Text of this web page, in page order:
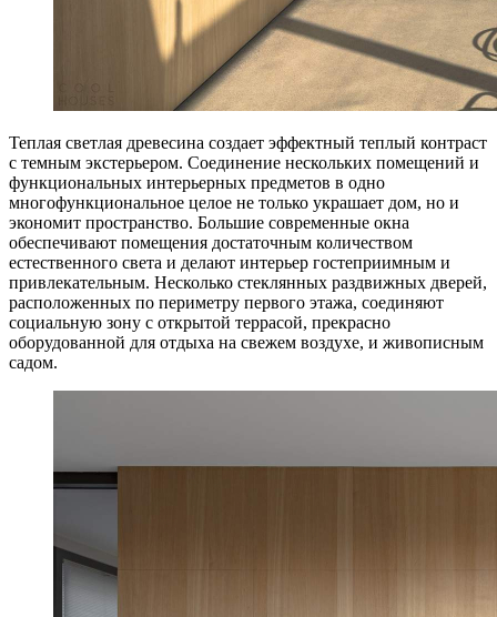
Теплая светлая древесина создает эффектный теплый контраст
с темным экстерьером. Соединение нескольких помещений и
функциональных интерьерных предметов в одно
многофункциональное целое не только украшает дом, но и
экономит пространство. Большие современные окна
обеспечивают помещения достаточным количеством
естественного света и делают интерьер гостеприимным и
привлекательным. Несколько стеклянных раздвижных дверей,
расположенных по периметру первого этажа, соединяют
социальную зону с открытой террасой, прекрасно
оборудованной для отдыха на свежем воздухе, и живописным
садом.